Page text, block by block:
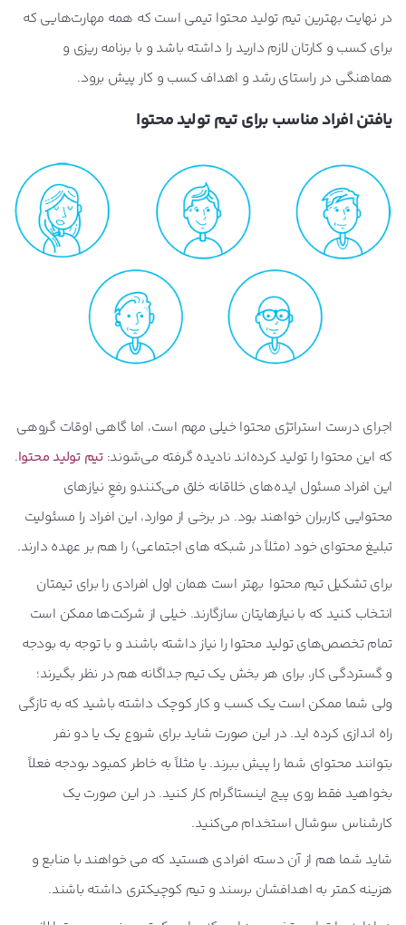
در نهایت بهترین تیم تولید محتوا تیمی است که همه مهارت‌هایی که
برای کسب و کارتان لازم دارید را داشته باشد و با برنامه ریزی و
هماهنگی در راستای رشد و اهداف کسب و کار پیش برود.
یافتن افراد مناسب برای تیم تولید محتوا
اجرای درست استراتژی محتوا خیلی مهم است، اما گاهی اوقات گروهی
که این محتوا را تولید کرده‌اند نادیده گرفته می‌شوند:تیم تولید محتوا.
این افراد مسئول ایده‌های خلاقانه خلق می‌کنندو رفعِ نیازهای
محتوایی کاربران خواهند بود. در برخی از موارد، این افراد را مسئولیت
تبلیغ محتوای خود (مثلاً در شبکه های اجتماعی) را هم بر عهده دارند.
برای تشکیل تیم محتوا بهتر است همان اول افرادی را برای تیمتان
انتخاب کنید که با نیازهایتان سازگارند. خیلی از شرکت‌ها ممکن است
تمام تخصص‌های تولید محتوا را نیاز داشته باشند و با توجه به بودجه
و گستردگی کار، برای هر بخش یک تیم جداگانه هم در نظر بگیرند؛
ولی شما ممکن است یک کسب و کار کوچک داشته باشید که به تازگی
راه اندازی کرده اید. در این صورت شاید برای شروع یک یا دو نفر
بتوانند محتوای شما را پیش ببرند. یا مثلاً به خاطر کمبود بودجه فعلاً
بخواهید فقط روی پیج اینستاگرام کار کنید. در این صورت یک
کارشناس سوشال استخدام می‌کنید.
شاید شما هم از آن دسته افرادی هستید که می خواهند با منابع و
هزینه کمتر به اهدافشان برسند و تیم کوچیکتری داشته باشند.